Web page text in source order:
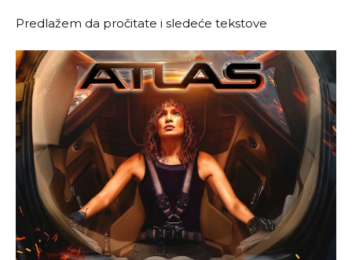
Predlažem da pročitate i sledeće tekstove